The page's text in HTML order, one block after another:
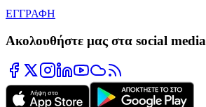
ΕΓΓΡΑΦΗ
Ακολουθήστε μας στα social media